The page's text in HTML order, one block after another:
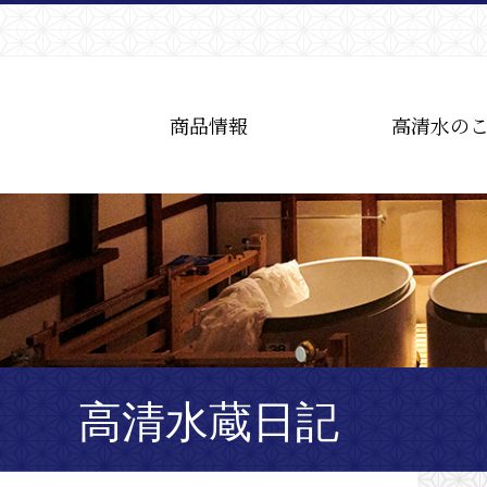
商品情報 高清水の
高清水蔵日記